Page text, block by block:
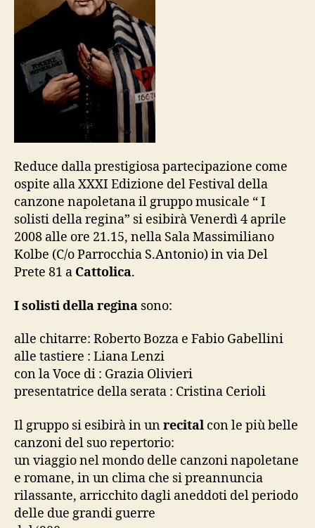
Reduce dalla prestigiosa partecipazione come
ospite alla XXXI Edizione del Festival della
canzone napoletana il gruppo musicale “ I
solisti della regina” si esibirà Venerdì 4 aprile
2008 alle ore 21.15, nella Sala Massimiliano
Kolbe (C/o Parrocchia S.Antonio) in via Del
Prete 81 a Cattolica.
I solisti della regina sono:
alle chitarre: Roberto Bozza e Fabio Gabellini
alle tastiere : Liana Lenzi
con la Voce di : Grazia Olivieri
presentatrice della serata : Cristina Cerioli
Il gruppo si esibirà in unrecital con le più belle
canzoni del suo repertorio:
un viaggio nel mondo delle canzoni napoletane
e romane, in un clima che si preannuncia
rilassante, arricchito dagli aneddoti del periodo
delle due grandi guerre